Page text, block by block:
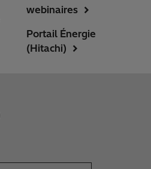
webinaires
Portail Énergie
(Hitachi)